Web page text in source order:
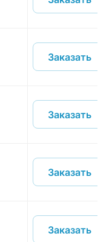
Заказать
Заказать
Заказать
Заказать